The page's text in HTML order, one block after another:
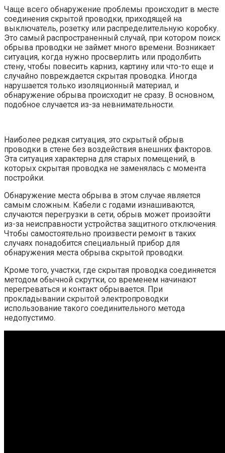
Чаще всего обнаружение проблемы происходит в месте
соединения скрытой проводки, приходящей на
выключатель, розетку или распределительную коробку.
Это самый распространенный случай, при котором поиск
обрыва проводки не займет много времени. Возникает
ситуация, когда нужно просверлить или продолбить
стену, чтобы повесить карниз, картину или что-то еще и
случайно повреждается скрытая проводка. Иногда
нарушается только изоляционный материал, и
обнаружение обрыва происходит не сразу. В основном,
подобное случается из-за невнимательности.
Наиболее редкая ситуация, это скрытый обрыв
проводки в стене без воздействия внешних факторов.
Эта ситуация характерна для старых помещений, в
которых скрытая проводка не заменялась с момента
постройки.
Обнаружение места обрыва в этом случае является
самым сложным. Кабели с годами изнашиваются,
случаются перегрузки в сети, обрыв может произойти
из-за неисправности устройства защитного отключения.
Чтобы самостоятельно произвести ремонт в таких
случаях понадобится специальный прибор для
обнаружения места обрыва скрытой проводки.
Кроме того, участки, где скрытая проводка соединяется
методом обычной скрутки, со временем начинают
перегреваться и контакт обрывается. При
прокладывании скрытой электропроводки
использование такого соединительного метода
недопустимо.